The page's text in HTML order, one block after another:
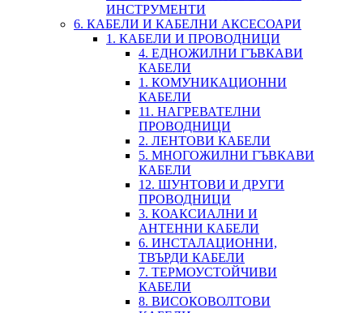
ИНСТРУМЕНТИ
6. КАБЕЛИ И КАБЕЛНИ АКСЕСОАРИ
1. КАБЕЛИ И ПРОВОДНИЦИ
4. ЕДНОЖИЛНИ ГЪВКАВИ
КАБЕЛИ
1. КОМУНИКАЦИОННИ
КАБЕЛИ
11. НАГРЕВАТЕЛНИ
ПРОВОДНИЦИ
2. ЛЕНТОВИ КАБЕЛИ
5. МНОГОЖИЛНИ ГЪВКАВИ
КАБЕЛИ
12. ШУНТОВИ И ДРУГИ
ПРОВОДНИЦИ
3. КОАКСИАЛНИ И
АНТЕННИ КАБЕЛИ
6. ИНСТАЛАЦИОННИ,
ТВЪРДИ КАБЕЛИ
7. ТЕРМОУСТОЙЧИВИ
КАБЕЛИ
8. ВИСОКОВОЛТОВИ